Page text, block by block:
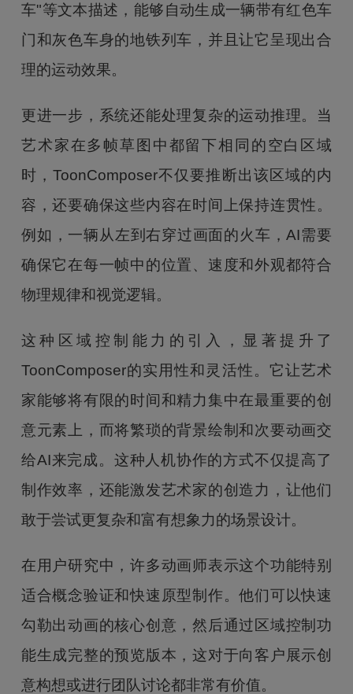
车"等文本描述，能够自动生成一辆带有红色车
门和灰色车身的地铁列车，并且让它呈现出合
理的运动效果。
更进一步，系统还能处理复杂的运动推理。当
艺术家在多帧草图中都留下相同的空白区域
时，ToonComposer不仅要推断出该区域的内
容，还要确保这些内容在时间上保持连贯性。
例如，一辆从左到右穿过画面的火车，AI需要
确保它在每一帧中的位置、速度和外观都符合
物理规律和视觉逻辑。
这种区域控制能力的引入，显著提升了
ToonComposer的实用性和灵活性。它让艺术
家能够将有限的时间和精力集中在最重要的创
意元素上，而将繁琐的背景绘制和次要动画交
给AI来完成。这种人机协作的方式不仅提高了
制作效率，还能激发艺术家的创造力，让他们
敢于尝试更复杂和富有想象力的场景设计。
在用户研究中，许多动画师表示这个功能特别
适合概念验证和快速原型制作。他们可以快速
勾勒出动画的核心创意，然后通过区域控制功
能生成完整的预览版本，这对于向客户展示创
意构想或进行团队讨论都非常有价值。